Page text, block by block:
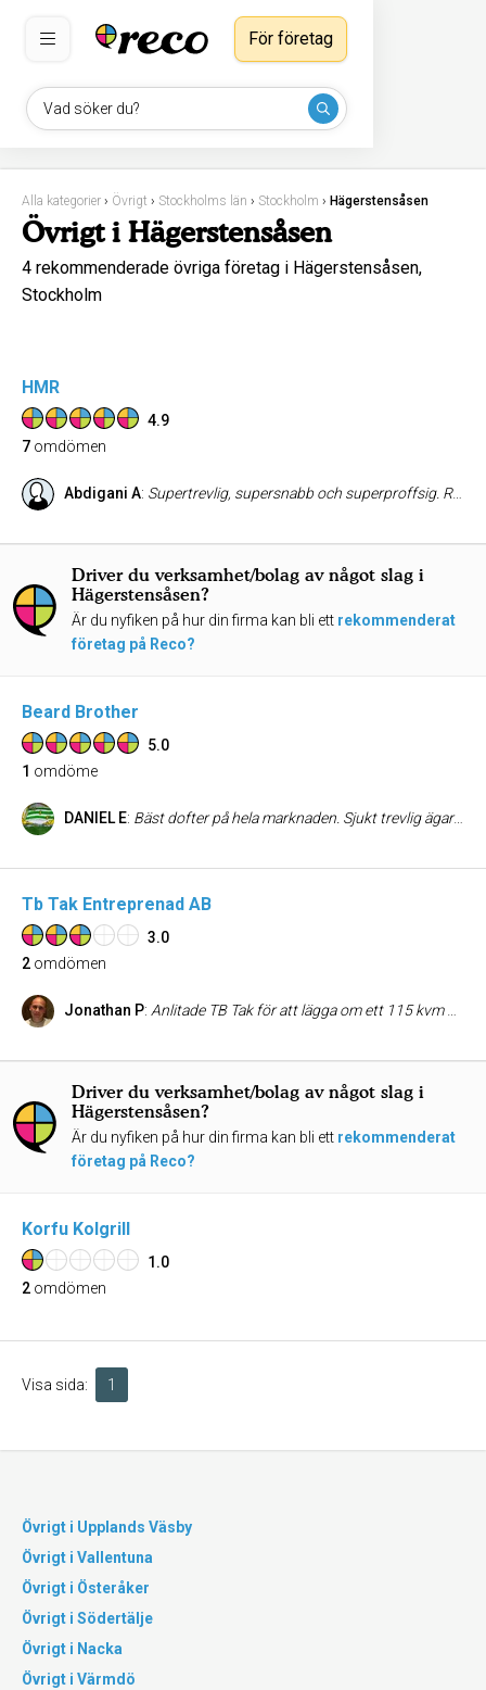
Vad söker du?
För företag
Alla kategorier › Övrigt › Stockholms län › Stockholm › Hägerstensåsen
Övrigt i Hägerstensåsen
4 rekommenderade övriga företag i Hägerstensåsen,
Stockholm
HMR
4.9
7 omdömen
Abdigani A: Supertrevlig, supersnabb och superproffsig. Rekommenderar starkt!
Driver du verksamhet/bolag av något slag i
Hägerstensåsen?
Är du nyfiken på hur din firma kan bli ett rekommenderat
företag på Reco?
Beard Brother
5.0
1 omdöme
DANIEL E: Bäst dofter på hela marknaden. Sjukt trevlig ägare. Snabb och smidiga leveranser. Produkterna känns lyxiga snygga designer på kläder och kepsar.
Tb Tak Entreprenad AB
3.0
2 omdömen
Jonathan P: Anlitade TB Tak för att lägga om ett 115 kvm papptak. De har varit enkla, billiga och schyssta i hela processen. De gjorde det lilla extra, när en planka under nocken behövde bytas ut så målade de om hela nocken (vet ej om det är rätt ord men brädan på kanten av taket mot fasaden). Innan fakturan betalats besiktades taket av ett bolag jag tagit in som gav tummen upp, allt var väl dokumenterat och korrekt byggt. Rekommenderar dem varmt.
Driver du verksamhet/bolag av något slag i
Hägerstensåsen?
Är du nyfiken på hur din firma kan bli ett rekommenderat
företag på Reco?
Korfu Kolgrill
1.0
2 omdömen
Visa sida: 1
Övrigt i Upplands Väsby
Övrigt i Vallentuna
Övrigt i Österåker
Övrigt i Södertälje
Övrigt i Nacka
Övrigt i Värmdö